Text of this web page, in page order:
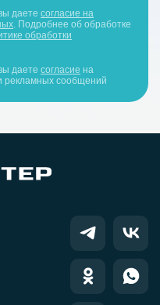
даете согласие на
. Подробнее об обработке
обработки
даете согласие на
рекламных сообщений